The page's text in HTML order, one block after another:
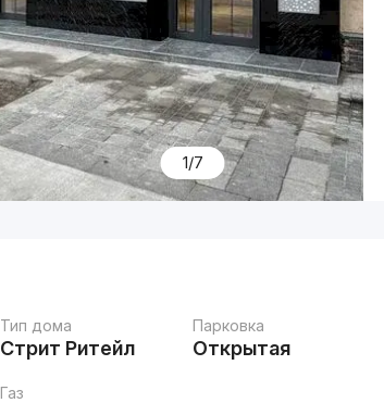
1/7
Тип дома
Стрит Ритейл
Парковка
Открытая
Газ